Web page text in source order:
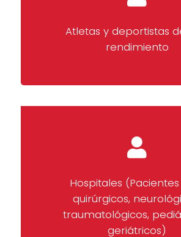
Atletas y deportistas
rendimiento
Hospitales
quirúrgicos,
traumatológicos,
geriátricos)